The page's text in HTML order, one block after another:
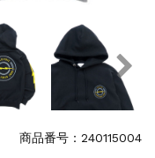
商品番号：240115004